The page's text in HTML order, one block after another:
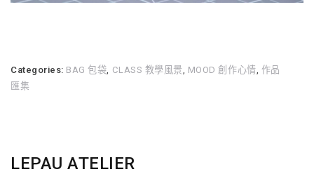
Categories: BAG 包袋, CLASS 教學風景, MOOD 創作心情, 作品
匯集
LEPAU ATELIER